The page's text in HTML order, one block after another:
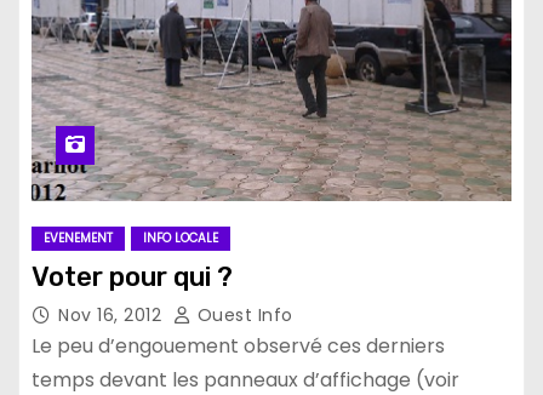
EVENEMENT INFO LOCALE
Voter pour qui ?
Nov 16, 2012 Ouest Info
Le peu d’engouement observé ces derniers
temps devant les panneaux d’affichage (voir